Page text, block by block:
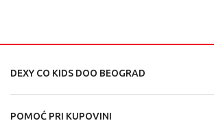
DEXY CO KIDS DOO BEOGRAD
POMOĆ PRI KUPOVINI